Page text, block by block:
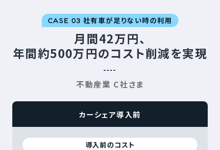
CASE 03 社有車が足りない時の利用
月間42万円、
年間約500万円のコスト削減を実現
不動産業 C社さま
カーシェア導入前
導入前のコスト